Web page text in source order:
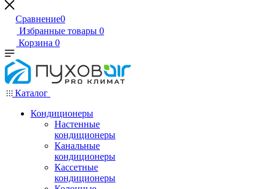
Сравнение0
Избранные товары 0
Корзина 0
Каталог
Кондиционеры
Настенные
кондиционеры
Канальные
кондиционеры
Кассетные
кондиционеры